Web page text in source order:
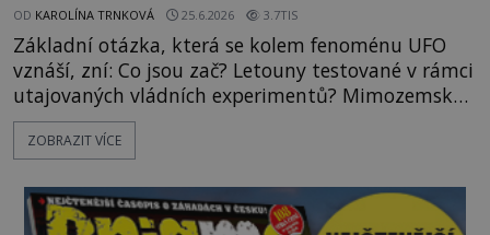
OD KAROLÍNA TRNKOVÁ 25.6.2026 3.7TIS
Základní otázka, která se kolem fenoménu UFO
vznáší, zní: Co jsou zač? Letouny testované v rámci
utajovaných vládních experimentů? Mimozemské
vesmírné lodě plnící na Zemi nám neznámý úkol?
Skokani mezi dimenzemi, putující po mostech
možnostech již desítky let vzrušeně diskutují
vědci, ufologo
ZOBRAZIT VÍCE